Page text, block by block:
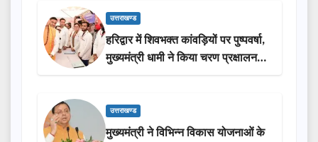
उत्तराखण्ड
हरिद्वार में शिवभक्त कांवड़ियों पर पुष्पवर्षा,
मुख्यमंत्री धामी ने किया चरण प्रक्षालन…
उत्तराखण्ड
मुख्यमंत्री ने विभिन्न विकास योजनाओं के